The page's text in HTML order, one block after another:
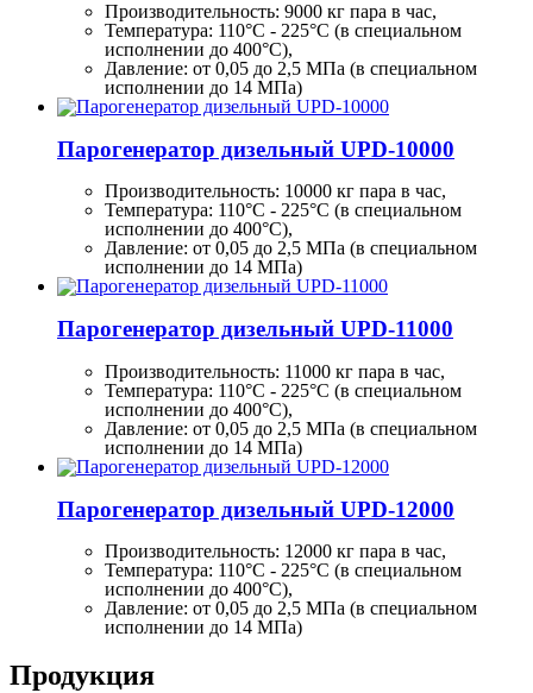
Производительность: 9000 кг пара в час,
Температура: 110°C - 225°C (в специальном
исполнении до 400°C),
Давление: от 0,05 до 2,5 МПа (в специальном
исполнении до 14 МПа)
Парогенератор дизельный UPD-10000
Производительность: 10000 кг пара в час,
Температура: 110°C - 225°C (в специальном
исполнении до 400°C),
Давление: от 0,05 до 2,5 МПа (в специальном
исполнении до 14 МПа)
Парогенератор дизельный UPD-11000
Производительность: 11000 кг пара в час,
Температура: 110°C - 225°C (в специальном
исполнении до 400°C),
Давление: от 0,05 до 2,5 МПа (в специальном
исполнении до 14 МПа)
Парогенератор дизельный UPD-12000
Производительность: 12000 кг пара в час,
Температура: 110°C - 225°C (в специальном
исполнении до 400°C),
Давление: от 0,05 до 2,5 МПа (в специальном
исполнении до 14 МПа)
Продукция